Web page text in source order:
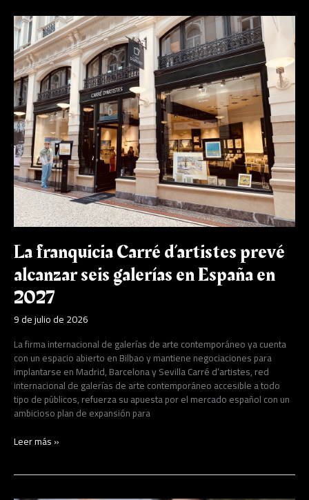
La franquicia Carré d’artistes prevé
alcanzar seis galerías en España en
2027
9 de julio de 2026
La firma internacional de galerías de arte contemporáneo ya cuenta
con un espacio abierto en Bilbao y mantiene negociaciones para
implantarse en Madrid, Barcelona y Sevilla Carré d’artistes, red
internacional de galerías de arte contemporáneo accesible a todo
tipo de públicos, refuerza su apuesta por el mercado español con un
ambicioso plan de expansión para
La
franquicia
Carré
d’artistes
prevé
alcanzar
seis
galerías
en
España
en
2027
Leer más »